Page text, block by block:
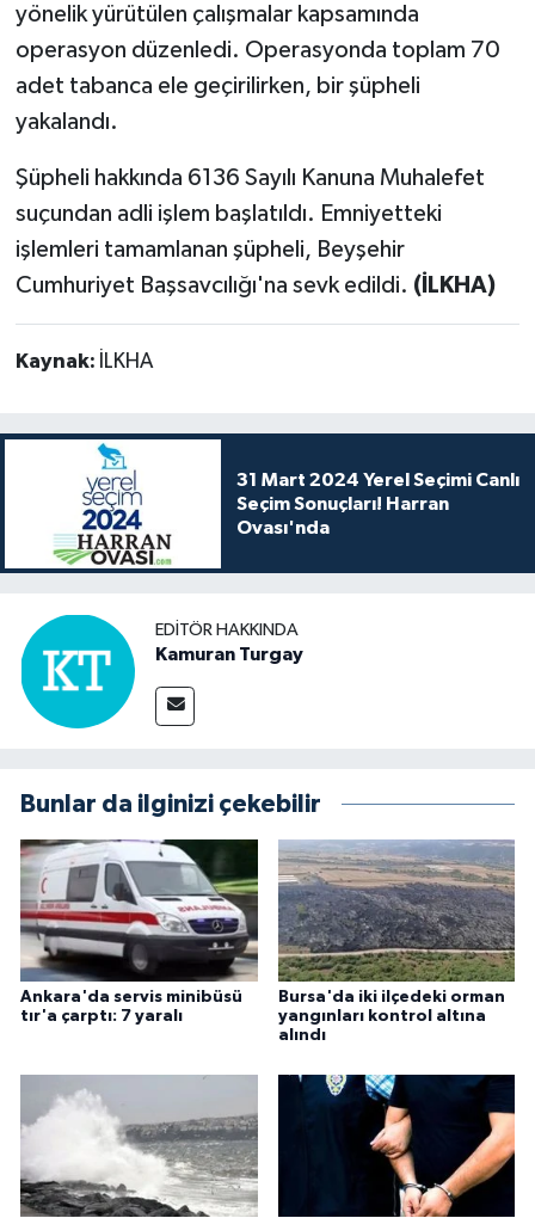
yönelik yürütülen çalışmalar kapsamında
operasyon düzenledi. Operasyonda toplam 70
adet tabanca ele geçirilirken, bir şüpheli
yakalandı.
Şüpheli hakkında 6136 Sayılı Kanuna Muhalefet
suçundan adli işlem başlatıldı. Emniyetteki
işlemleri tamamlanan şüpheli, Beyşehir
Cumhuriyet Başsavcılığı'na sevk edildi. (İLKHA)
Kaynak: İLKHA
31 Mart 2024 Yerel Seçimi Canlı
Seçim Sonuçları! Harran
Ovası'nda
EDITÖR HAKKINDA
Kamuran Turgay
Bunlar da ilginizi çekebilir
Ankara'da servis minibüsü
tır'a çarptı: 7 yaralı
Bursa'da iki ilçedeki orman
yangınları kontrol altına
alındı